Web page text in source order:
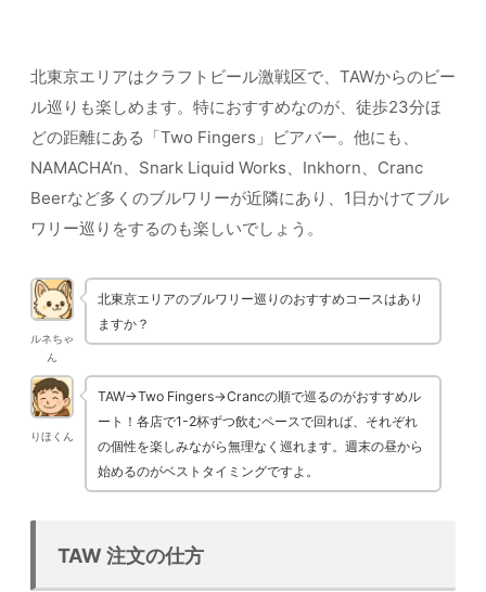
北東京エリアはクラフトビール激戦区で、TAWからのビー
ル巡りも楽しめます。特におすすめなのが、徒歩23分ほ
どの距離にある「Two Fingers」ビアバー。他にも、
NAMACHA’n、Snark Liquid Works、Inkhorn、Cranc
Beerなど多くのブルワリーが近隣にあり、1日かけてブル
ワリー巡りをするのも楽しいでしょう。
ルネちゃ
ん
北東京エリアのブルワリー巡りのおすすめコースはあり
ますか？
りほくん
TAW→Two Fingers→Crancの順で巡るのがおすすめル
ート！各店で1-2杯ずつ飲むペースで回れば、それぞれ
の個性を楽しみながら無理なく巡れます。週末の昼から
始めるのがベストタイミングですよ。
TAW 注文の仕方